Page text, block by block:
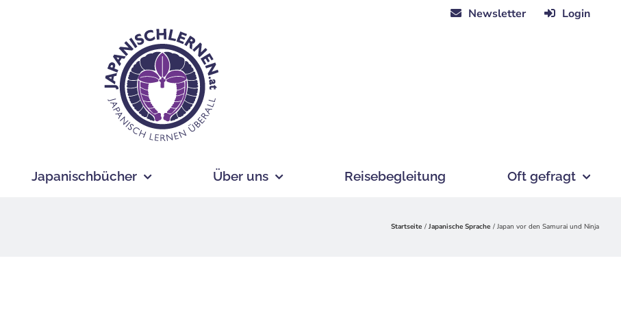
Newsletter Login
Japanischbücher Über uns Reisebegleitung Oft gefragt
Startseite Japanische Sprache Japan vor den Samurai und Ninja